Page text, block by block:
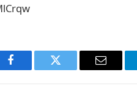
Facebook Twitter Email